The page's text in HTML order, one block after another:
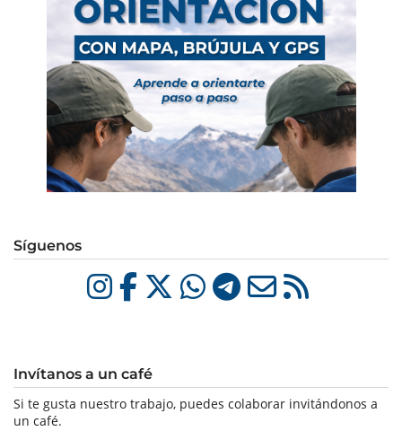
Síguenos
Invítanos a un café
Si te gusta nuestro trabajo, puedes colaborar invitándonos a
un café.